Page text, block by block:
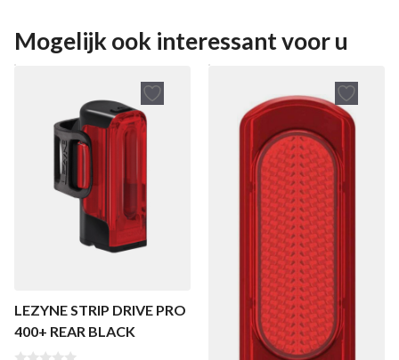
Mogelijk ook interessant voor u
LEZYNE STRIP DRIVE PRO
400+ REAR BLACK